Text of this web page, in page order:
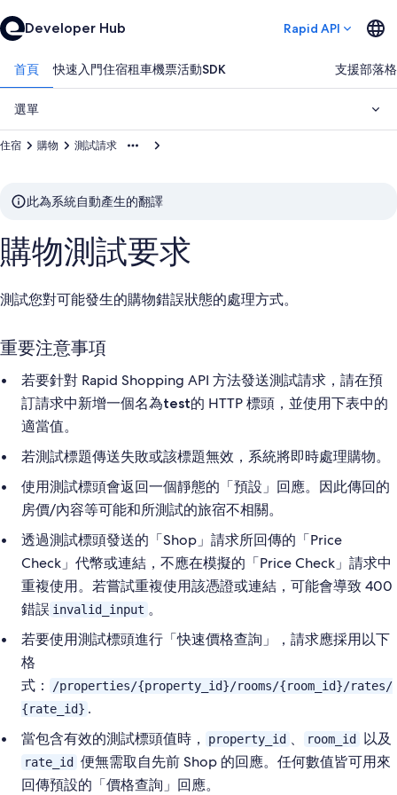
Developer Hub Rapid API
首頁 快速入門住宿租車機票活動SDK 支援部落格
選單
測試請求
購物
住宿
此為系統自動產生的翻譯
購物測試要求
測試您對可能發生的購物錯誤狀態的處理方式。
重要注意事項
若要針對 Rapid Shopping API 方法發送測試請求，請在預
訂請求中新增一個名為test的 HTTP 標頭，並使用下表中的
適當值。
若測試標題傳送失敗或該標題無效，系統將即時處理購物。
使用測試標頭會返回一個靜態的「預設」回應。因此傳回的
房價/內容等可能和所測試的旅宿不相關。
透過測試標頭發送的「Shop」請求所回傳的「Price
Check」代幣或連結，不應在模擬的「Price Check」請求中
重複使用。若嘗試重複使用該憑證或連結，可能會導致 400
錯誤 invalid_input 。
若要使用測試標頭進行「快速價格查詢」，請求應採用以下
格
式：
/properties/{property_id}/rooms/{room_id}/rates/
{rate_id} .
當包含有效的測試標頭值時，
property_id 、 room_id 以及
rate_id
便無需取自先前 Shop 的回應。任何數值皆可用來
回傳預設的「價格查詢」回應。